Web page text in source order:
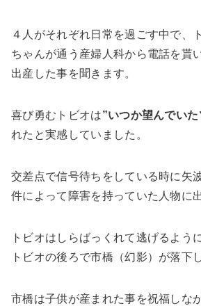
４人がそれぞれ日常を過ごす中で、
ちゃんが通う産婦人科から電話を貰
出産した事を聞きます。
喜び勇むトビオは”いつか望んでい
れたと実感していました。
交差点で信号待ちをしている時に矢
件によって障害を持っていた人物に
トビオはしらばっくれて逃げるよう
トビオの後ろで市橋（幻影）が落下
市橋は子供が産まれた事を祝福しな